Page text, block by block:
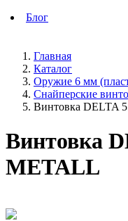
Блог
Главная
Каталог
Оружие 6 мм
Снайперские
Винтовка DELTA
Винтовка
METALL